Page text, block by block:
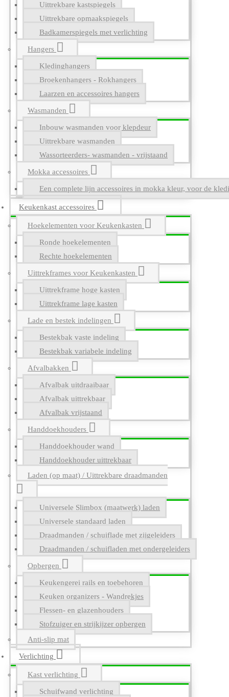
Uittrekbare kastspiegels
Uittrekbare opmaakspiegels
Badkamerspiegels met verlichting
Hangers
Kledinghangers
Broekenhangers - Rokhangers
Laarzen en accessoires hangers
Wasmanden
Inbouw wasmanden voor klepdeur
Uittrekbare wasmanden
Wassorteerders- wasmanden - vrijstaand
Mokka accessoires
Een complete lijn accessoires in mokka kleur, voor de
Keukenkast accessoires
Hoekelementen voor Keukenkasten
Ronde hoekelementen
Rechte hoekelementen
Uittrekframes voor Keukenkasten
Uittrekframe hoge kasten
Uittrekframe lage kasten
Lade en bestek indelingen
Bestekbak vaste indeling
Bestekbak variabele indeling
Afvalbakken
Afvalbak uitdraaibaar
Afvalbak uittrekbaar
Afvalbak vrijstaand
Handdoekhouders
Handdoekhouder wand
Handdoekhouder uittrekbaar
Laden (op maat) / Uittrekbare draadmanden
Universele Slimbox (maatwerk) laden
Universele standaard laden
Draadmanden / schuiflade met zijgeleiders
Draadmanden / schuifladen met ondergeleiders
Opbergen
Keukengerei rails en toebehoren
Keuken organizers - Wandrekjes
Flessen- en glazenhouders
Stofzuiger en strijkijzer opbergen
Anti-slip mat
Verlichting
Kast verlichting
Schuifwand verlichting